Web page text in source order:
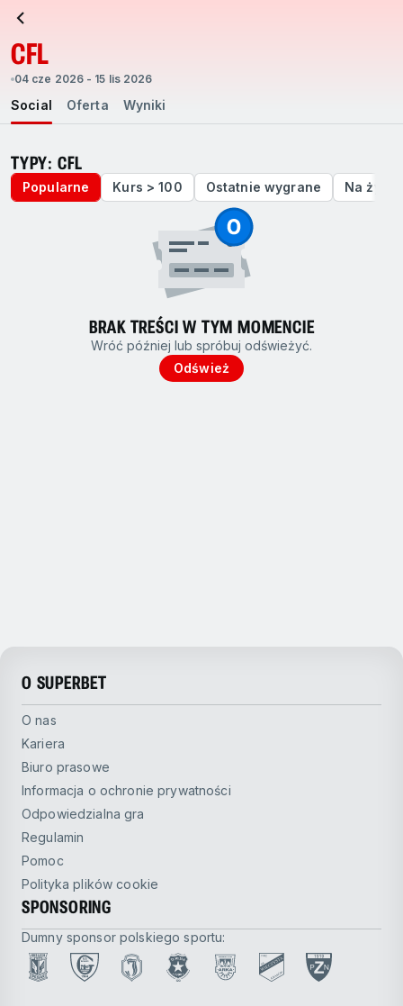
CFL
04 cze 2026 - 15 lis 2026
Social Oferta Wyniki
TYPY: CFL
Popularne Kurs > 100 Ostatnie wygrane Na żywo
BRAK TREŚCI W TYM MOMENCIE
Wróć później lub spróbuj odświeżyć.
Odśwież
O SUPERBET
O nas
Kariera
Biuro prasowe
Informacja o ochronie prywatności
Odpowiedzialna gra
Regulamin
Pomoc
Polityka plików cookie
SPONSORING
Dumny sponsor polskiego sportu: